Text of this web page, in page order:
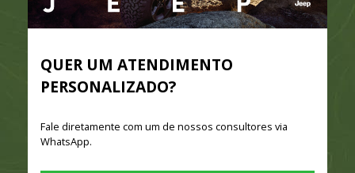
QUER UM ATENDIMENTO
PERSONALIZADO?
Fale diretamente com um de nossos consultores via
WhatsApp.